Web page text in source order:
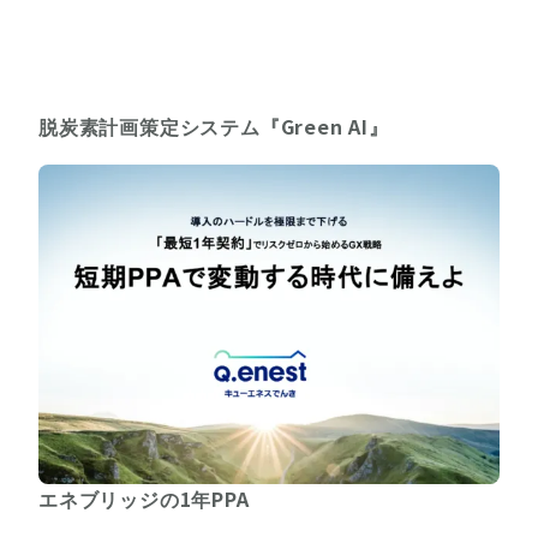
脱炭素計画策定システム『Green AI』
エネブリッジの1年PPA